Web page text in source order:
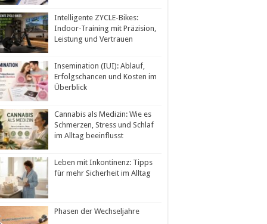
Intelligente ZYCLE-Bikes:
Indoor-Training mit Präzision,
Leistung und Vertrauen
Insemination (IUI): Ablauf,
Erfolgschancen und Kosten im
Überblick
Cannabis als Medizin: Wie es
Schmerzen, Stress und Schlaf
im Alltag beeinflusst
Leben mit Inkontinenz: Tipps
für mehr Sicherheit im Alltag
Phasen der Wechseljahre